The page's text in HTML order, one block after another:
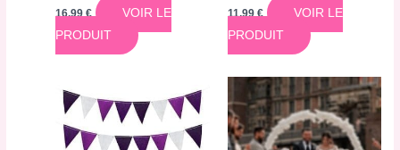
16,99€
VOIR LE
PRODUIT
11,99€
VOIR LE
PRODUIT